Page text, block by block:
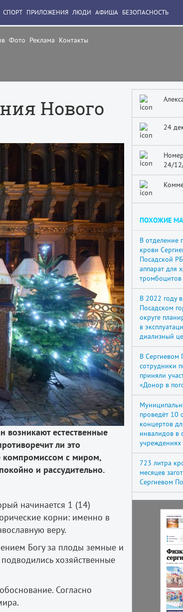
Фото Реклама Контакты
СПОРТ ПРИЛОЖЕНИЯ ЛЮДИ АФИША БЕЗОПАСНОСТЬ
Нового
возникают естественные
ли это
компромиссом с миром,
и рассудительно.
начинается 1 (14)
корни: именно в
веру.
Богу за плоды земные и
хозяйственные
Согласно
24
24/
ПОХОЖИЕ
В отделение
крови
Посадской
аппарат для
тромбоцитов
В 2022 году
Посадском
округе
в
диализный
В Сергиевом
сотрудники
приняли
«Донор в
проведёт 10
концертов
инвалидов в
учреждениях
723 литра
месяцев
Сергиевом